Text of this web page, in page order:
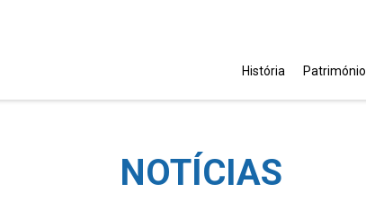
História Património
NOTÍCIAS